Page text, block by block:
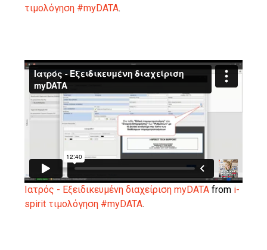
τιμολόγηση #myDATA.
Ιατρός - Eξειδικευμένη διαχείριση myDATA from i-
spirit τιμολόγηση #myDATA.